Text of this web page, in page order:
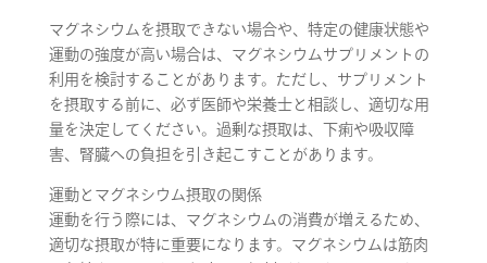
マグネシウムを摂取できない場合や、特定の健康状態や
運動の強度が高い場合は、マグネシウムサプリメントの
利用を検討することがあります。ただし、サプリメント
を摂取する前に、必ず医師や栄養士と相談し、適切な用
量を決定してください。過剰な摂取は、下痢や吸収障
害、腎臓への負担を引き起こすことがあります。
運動とマグネシウム摂取の関係
運動を行う際には、マグネシウムの消費が増えるため、
適切な摂取が特に重要になります。マグネシウムは筋肉